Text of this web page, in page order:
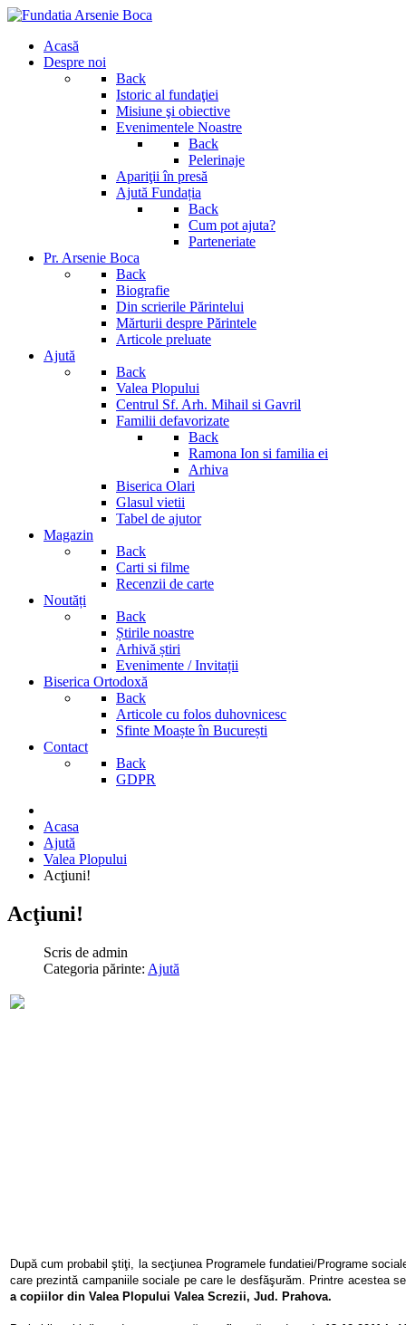
Acasă
Despre noi
Back
Istoric al fundaţiei
Misiune şi obiective
Evenimentele Noastre
Back
Pelerinaje
Apariţii în presă
Ajută Fundația
Back
Cum pot ajuta?
Parteneriate
Pr. Arsenie Boca
Back
Biografie
Din scrierile Părintelui
Mărturii despre Părintele
Articole preluate
Ajută
Back
Valea Plopului
Centrul Sf. Arh. Mihail si Gavril
Familii defavorizate
Back
Ramona Ion si familia ei
Arhiva
Biserica Olari
Glasul vietii
Tabel de ajutor
Magazin
Back
Carti si filme
Recenzii de carte
Noutăți
Back
Știrile noastre
Arhivă știri
Evenimente / Invitații
Biserica Ortodoxă
Back
Articole cu folos duhovnicesc
Sfinte Moaște în București
Contact
Back
GDPR
Acasa
Ajută
Valea Plopului
Acţiuni!
Acţiuni!
Scris de admin
Categoria părinte: Ajută
După cum probabil ştiţi, la secţiunea Programele fundatiei/Programe
care prezintă campaniile sociale pe care le desfăşurăm. Printre acestea
a copiilor din Valea Plopului Valea Screzii, Jud. Prahova.